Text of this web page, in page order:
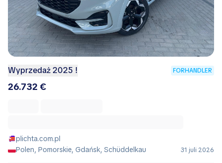
Wyprzedaż 2025 ! FORHANDLER
26.732 €
plichta.com.pl
Polen, Pomorskie, Gdańsk, Schüddelkau
31 juli 2026